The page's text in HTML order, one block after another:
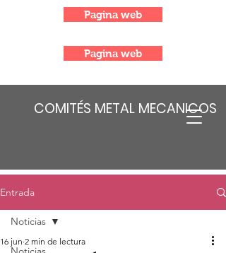
COMITÉS METAL MECANICOS
Pagina web
Pagina web
Entrada
Noticias
16 jun 2 min de lectura